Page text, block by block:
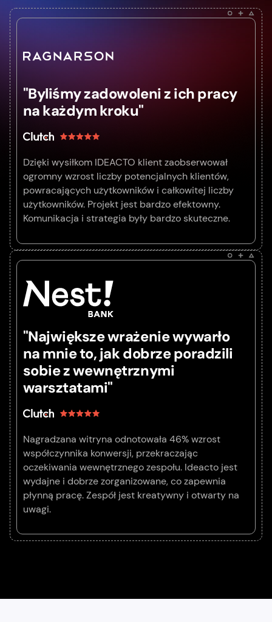
"Byliśmy zadowoleni z ich pracy
na każdym kroku"
Dzięki wysiłkom IDEACTO klient zaobserwował
ogromny wzrost liczby potencjalnych klientów,
powracających użytkowników i całkowitej liczby
użytkowników. Projekt jest bardzo efektowny.
Komunikacja i strategia były bardzo skuteczne.
"Największe wrażenie wywarło
na mnie to, jak dobrze poradzili
sobie z wewnętrznymi
warsztatami"
Nagradzana witryna odnotowała 46% wzrost
współczynnika konwersji, przekraczając
oczekiwania wewnętrznego zespołu. Ideacto jest
wydajne i dobrze zorganizowane, co zapewnia
płynną pracę. Zespół jest kreatywny i otwarty na
uwagi.